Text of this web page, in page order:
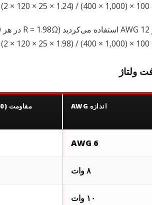
× 120 × 25 × 1.24) / (400 × 1,000) × 100
× 120 × 25 × 1.98) / (400 × 1,000) × 100
ولتاژ
اندازه AWG
6 AWG
۸ وات
۱۰ وات